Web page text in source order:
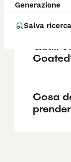
Generazione
Salva ricerca
Coated?
Quali
Cosa